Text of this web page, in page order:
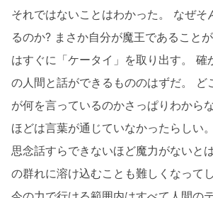
それではないことはわかった。 なぜそ
るのか? まさか自分が魔王であること
はすぐに「ケータイ」を取り出す。 確
の人間と話ができるもののはずだ。 ど
が何を言っているのかさっぱりわから
ほどは言葉が通じていなかったらしい
思念話すらできないほど魔力がないと
の群れに溶け込むことも難しくなって